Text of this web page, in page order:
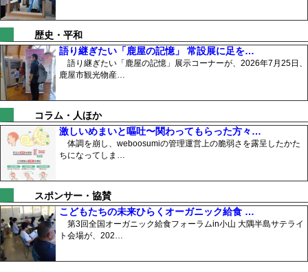
歴史・平和
語り継ぎたい「鹿屋の記憶」 常設展に足を…
語り継ぎたい「鹿屋の記憶」展示コーナーが、2026年7月25日、
鹿屋市観光物産…
コラム・人ほか
激しいめまいと嘔吐〜関わってもらった方々…
体調を崩し、weboosumiの管理運営上の脆弱さを露呈したかた
ちになってしま…
スポンサー・協賛
こどもたちの未来ひらくオーガニック給食 …
第3回全国オーガニック給食フォーラムin小山 大隅半島サテライ
ト会場が、202…